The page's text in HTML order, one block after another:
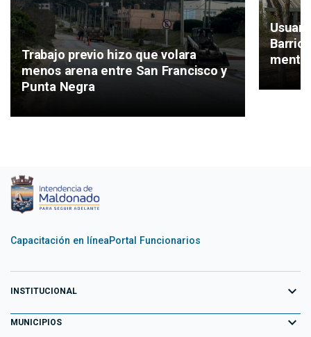
Trabajo previo hizo que volara
menos arena entre San Francisco y
Punta Negra
Capacitación en líneaPortal Funcionarios
INSTITUCIONAL expand_more
Equipo de Gobierno
MUNICIPIOS expand_more